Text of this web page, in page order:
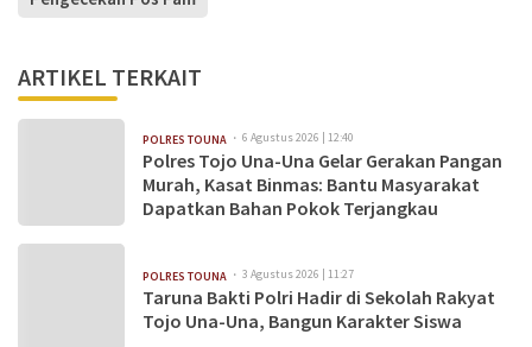
ARTIKEL TERKAIT
POLRES TOUNA 6 Agustus 2026 | 12:40
Polres Tojo Una-Una Gelar Gerakan Pangan
Murah, Kasat Binmas: Bantu Masyarakat
Dapatkan Bahan Pokok Terjangkau
POLRES TOUNA 3 Agustus 2026 | 11:27
Taruna Bakti Polri Hadir di Sekolah Rakyat
Tojo Una-Una, Bangun Karakter Siswa